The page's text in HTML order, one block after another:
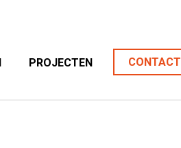
PROJECTEN CONTACT